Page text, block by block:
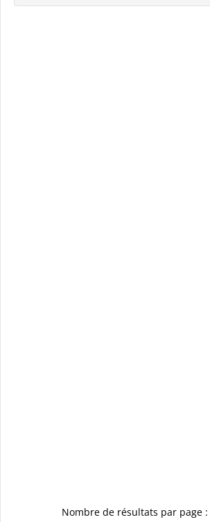
Nombre de résultats par page :